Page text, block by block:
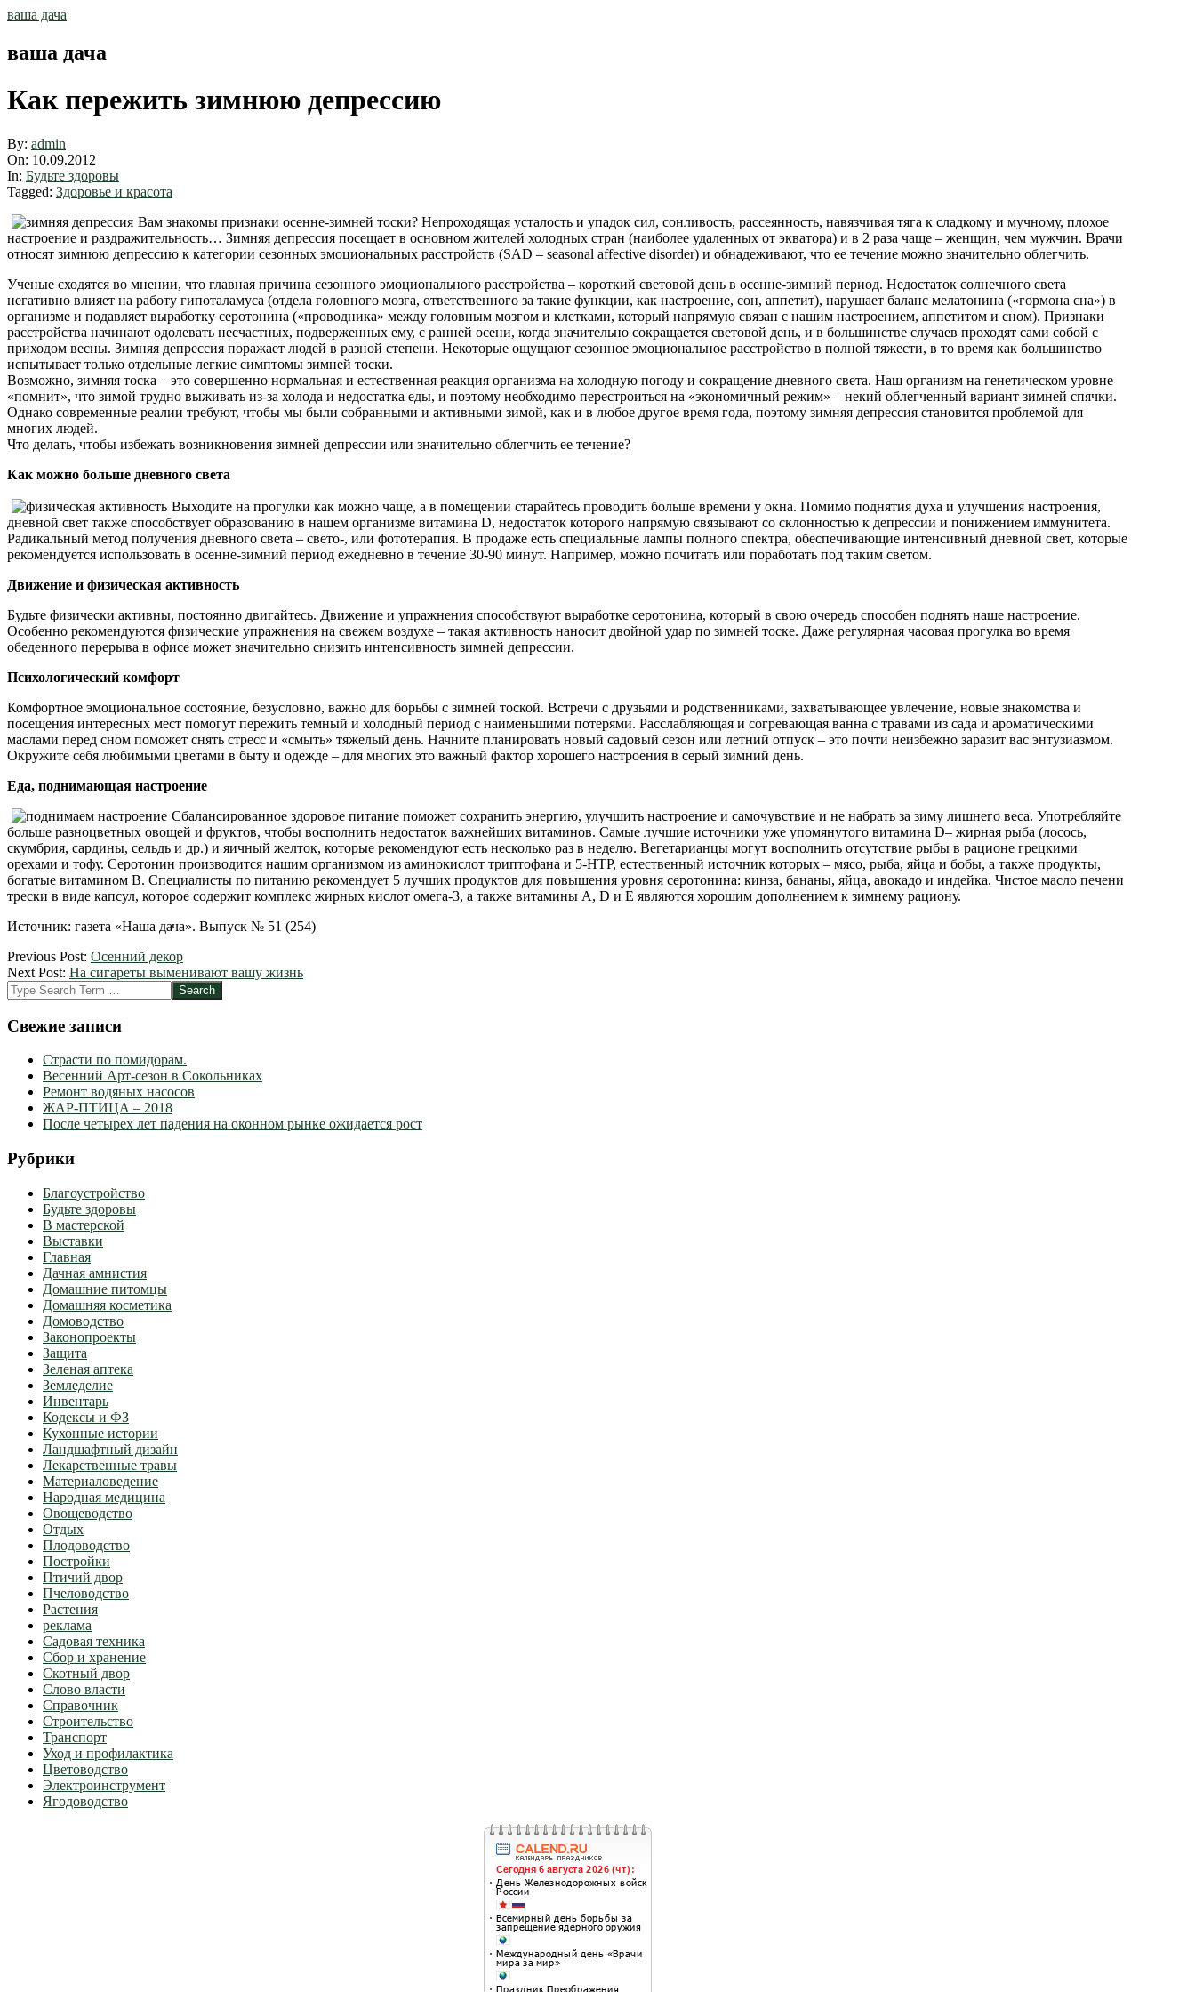
Skip
ваша дача
ваша дача
Как пережить зимнюю депрессию
By: admin
On: 10.09.2012
In: Будьте здоровы
Tagged: Здоровье и красота
Вам знакомы признаки осенне-зимней тоски? Непроходящая усталость и упадок сил, сонливость, рассеянность, навязчивая тяга к сладкому и мучному, плохое
настроение и раздражительность… Зимняя депрессия посещает в основном жителей холодных стран (наиболее удаленных от экватора) и в 2 раза чаще – женщин, чем мужчин. Врачи
относят зимнюю депрессию к категории сезонных эмоциональных расстройств (SAD – seasonal affective disorder) и обнадеживают, что ее течение можно значительно облегчить.
Ученые сходятся во мнении, что главная причина сезонного эмоционального расстройства – короткий световой день в осенне-зимний период. Недостаток солнечного света
негативно влияет на работу гипоталамуса (отдела головного мозга, ответственного за такие функции, как настроение, сон, аппетит), нарушает баланс мелатонина («гормона сна») в
организме и подавляет выработку серотонина («проводника» между головным мозгом и клетками, который напрямую связан с нашим настроением, аппетитом и сном). Признаки
расстройства начинают одолевать несчастных, подверженных ему, с ранней осени, когда значительно сокращается световой день, и в большинстве случаев проходят сами собой с
приходом весны. Зимняя депрессия поражает людей в разной степени. Некоторые ощущают сезонное эмоциональное расстройство в полной тяжести, в то время как большинство
испытывает только отдельные легкие симптомы зимней тоски.
Возможно, зимняя тоска – это совершенно нормальная и естественная реакция организма на холодную погоду и сокращение дневного света. Наш организм на генетическом уровне
«помнит», что зимой трудно выживать из-за холода и недостатка еды, и поэтому необходимо перестроиться на «экономичный режим» – некий облегченный вариант зимней спячки.
Однако современные реалии требуют, чтобы мы были собранными и активными зимой, как и в любое другое время года, поэтому зимняя депрессия становится проблемой для
многих людей.
Что делать, чтобы избежать возникновения зимней депрессии или значительно облегчить ее течение?
Как можно больше дневного света
Выходите на прогулки как можно чаще, а в помещении старайтесь проводить больше времени у окна. Помимо поднятия духа и улучшения настроения,
дневной свет также способствует образованию в нашем организме витамина D, недостаток которого напрямую связывают со склонностью к депрессии и понижением иммунитета.
Радикальный метод получения дневного света – свето-, или фототерапия. В продаже есть специальные лампы полного спектра, обеспечивающие интенсивный дневной свет, которые
рекомендуется использовать в осенне-зимний период ежедневно в течение 30-90 минут. Например, можно почитать или поработать под таким светом.
Движение и физическая активность
Будьте физически активны, постоянно двигайтесь. Движение и упражнения способствуют выработке серотонина, который в свою очередь способен поднять наше настроение.
Особенно рекомендуются физические упражнения на свежем воздухе – такая активность наносит двойной удар по зимней тоске. Даже регулярная часовая прогулка во время
обеденного перерыва в офисе может значительно снизить интенсивность зимней депрессии.
Психологический комфорт
Комфортное эмоциональное состояние, безусловно, важно для борьбы с зимней тоской. Встречи с друзьями и родственниками, захватывающее увлечение, новые знакомства и
посещения интересных мест помогут пережить темный и холодный период с наименьшими потерями. Расслабляющая и согревающая ванна с травами из сада и ароматическими
маслами перед сном поможет снять стресс и «смыть» тяжелый день. Начните планировать новый садовый сезон или летний отпуск – это почти неизбежно заразит вас энтузиазмом.
Окружите себя любимыми цветами в быту и одежде – для многих это важный фактор хорошего настроения в серый зимний день.
Еда, поднимающая настроение
Сбалансированное здоровое питание поможет сохранить энергию, улучшить настроение и самочувствие и не набрать за зиму лишнего веса. Употребляйте
больше разноцветных овощей и фруктов, чтобы восполнить недостаток важнейших витаминов. Самые лучшие источники уже упомянутого витамина D– жирная рыба (лосось,
скумбрия, сардины, сельдь и др.) и яичный желток, которые рекомендуют есть несколько раз в неделю. Вегетарианцы могут восполнить отсутствие рыбы в рационе грецкими
орехами и тофу. Серотонин производится нашим организмом из аминокислот триптофана и 5-HTP, естественный источник которых – мясо, рыба, яйца и бобы, а также продукты,
богатые витамином В. Специалисты по питанию рекомендует 5 лучших продуктов для повышения уровня серотонина: кинза, бананы, яйца, авокадо и индейка. Чистое масло печени
трески в виде капсул, которое содержит комплекс жирных кислот омега-3, а также витамины А, D и E являются хорошим дополнением к зимнему рациону.
Источник: газета «Наша дача». Выпуск № 51 (254)
2012-
09-
10
Previous Post: Осенний декор
Next Post: На сигареты выменивают вашу жизнь
Search
Свежие записи
Страсти по помидорам.
Весенний Арт-сезон в Сокольниках
Ремонт водяных насосов
ЖАР-ПТИЦА – 2018
После четырех лет падения на оконном рынке ожидается рост
Рубрики
Благоустройство
Будьте здоровы
В мастерской
Выставки
Главная
Дачная амнистия
Домашние питомцы
Домашняя косметика
Домоводство
Законопроекты
Защита
Зеленая аптека
Земледелие
Инвентарь
Кодексы и ФЗ
Кухонные истории
Ландшафтный дизайн
Лекарственные травы
Материаловедение
Народная медицина
Овощеводство
Отдых
Плодоводство
Постройки
Птичий двор
Пчеловодство
Растения
реклама
Садовая техника
Сбор и хранение
Скотный двор
Слово власти
Справочник
Строительство
Транспорт
Уход и профилактика
Цветоводство
Электроинструмент
Ягодоводство